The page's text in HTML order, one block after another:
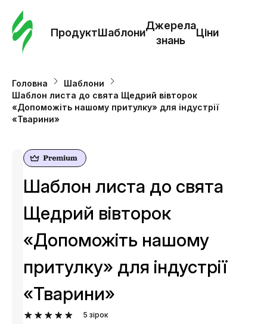
ПродуктШаблони
Джерела
знань
Ціни
Головна
Шаблони
Шаблон листа до свята Щедрий вівторок
«Допоможіть нашому притулку» для індустрії
«Тварини»
Шаблон листа до свята
Щедрий вівторок
«Допоможіть нашому
притулку» для індустрії
«Тварини»
5 зірок